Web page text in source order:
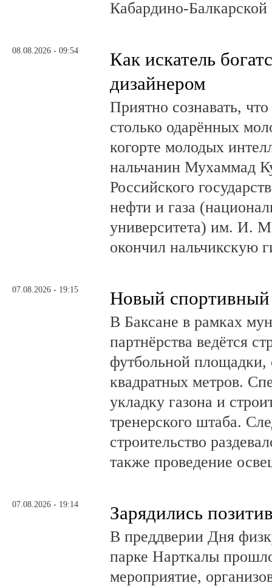
Кабардино-
08.08.2026 - 09:54
Как искатель
дизайнером
Приятно сознавать,
столько одарённых
когорте молодых
нальчанин Мухаммад
Российского
нефти и газа
университета) им. И.
окончил нальчикскую
07.08.2026 - 19:15 Новый спортивный
В Баксане в рамках
партнёрства ведётся
футбольной
квадратных метров.
укладку газона и
тренерского штаба.
строительство
также проведение
07.08.2026 - 19:14 Зарядились
В преддверии Дня
парке Нарткалы
мероприятие,